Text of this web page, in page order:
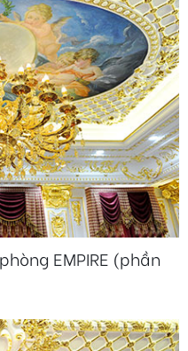
EMPIRE (phần